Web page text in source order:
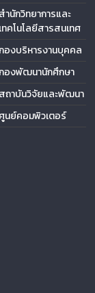
สำนักวิทยาการและ
เทคโนโลยีสารสนเทศ
องบริหารงานบุคคล
องพัฒนานักศึกษา
สถาบันวิจัยและพัฒนา
ศูนย์คอมพิวเตอร์